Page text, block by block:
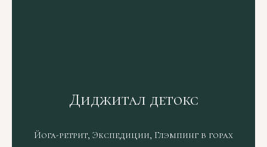
Диджитал детокс
Йога-ретрит, Экспедиции, Глэмпинг в горах